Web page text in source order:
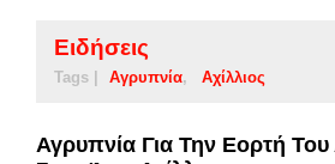
Ειδήσεις
Tags | Αγρυπνία Αχίλλιος
Αγρυπνία Για Την Εορτή Του